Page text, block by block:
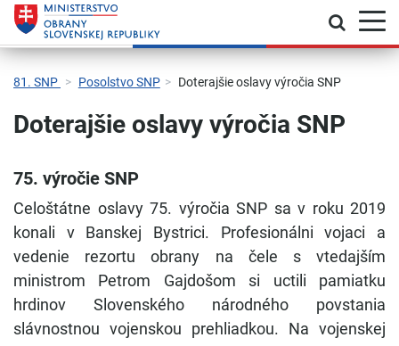
Skočiť na hlavnú navigáciu
Skočiť na obsah
Skočiť na bočný panel
Skočiť na pätičku
Kontakt
Prehlásenie o prístupnosti
81. SNP Posolstvo SNP Doterajšie oslavy výročia SNP
Doterajšie oslavy výročia SNP
75. výročie SNP
Celoštátne oslavy 75. výročia SNP sa v roku 2019
konali v Banskej Bystrici. Profesionálni vojaci a
vedenie rezortu obrany na čele s vtedajším
ministrom Petrom Gajdošom si uctili pamiatku
hrdinov Slovenského národného povstania
slávnostnou vojenskou prehliadkou. Na vojenskej